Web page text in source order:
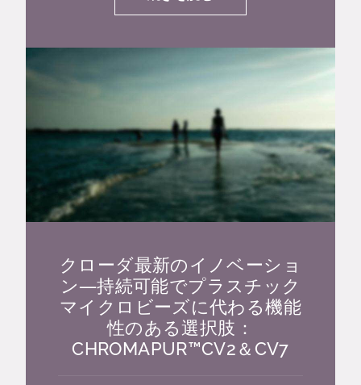
クローダ最新のイノベーショ
ン―持続可能でプラスチック
マイクロビーズに代わる機能
性のある選択肢：
CHROMAPUR™CV2＆CV7